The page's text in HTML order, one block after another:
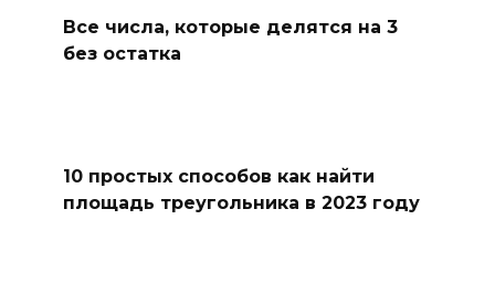
Все числа, которые делятся на 3
без остатка
10 простых способов как найти
площадь треугольника в 2023 году